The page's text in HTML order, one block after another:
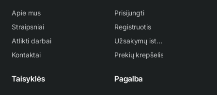
Apie mus
Straipsniai
Atlikti darbai
Kontaktai
Prisijungti
Registruotis
Užsakymų istorija
Prekių krepšelis
Taisyklės Pagalba